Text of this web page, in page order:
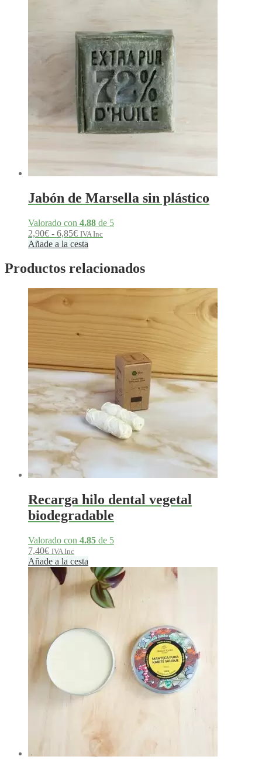
Jabón de Marsella sin plástico
Valorado con 4.88 de 5
2,90€ - 6,85€Rango
de
desde
2,90€
IVA Inc
Añade a la cesta
Productos relacionados
Recarga hilo dental vegetal
biodegradable
Valorado con 4.85 de 5
7,40€ IVA Inc
Añade a la cesta